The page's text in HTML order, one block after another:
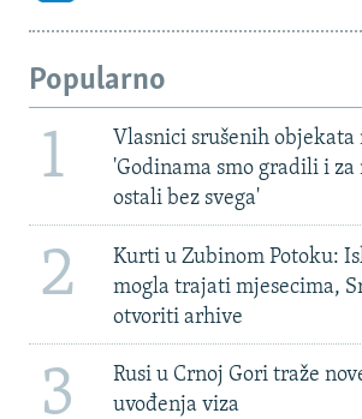
Popularno
1
Vlasnici srušenih objekata
'Godinama smo gradili i
ostali bez svega'
2
Kurti u Zubinom Potoku:
mogla trajati mjesecima,
otvoriti arhive
3
Rusi u Crnoj Gori traže
uvođenja viza